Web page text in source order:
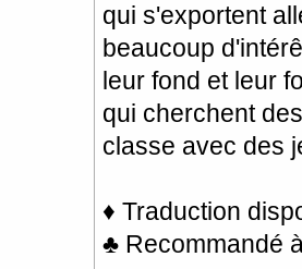
qui s'exportent
beaucoup
leur fond et leur
qui cherchent
classe avec des
♦ Traduction
♣ Recommandé